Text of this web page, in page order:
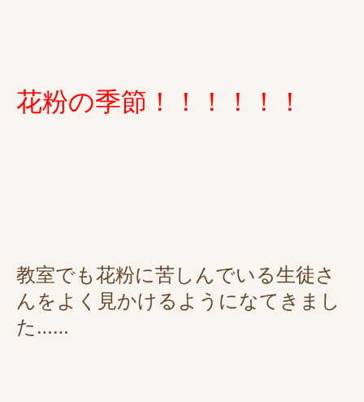
花粉の季節！！！！！！
教室でも花粉に苦しんでいる生徒さ
んをよく見かけるようになてきまし
た……